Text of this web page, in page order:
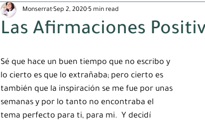
Las Afirmaciones
MonserratSep 2, 2020 5 min read
Sé que hace un buen tiempo que no escribo y
lo cierto es que lo extrañaba; pero cierto es
también que la inspiración se me fue por unas
semanas y por lo tanto no encontraba el
tema perfecto para ti, para mi.  Y decidí